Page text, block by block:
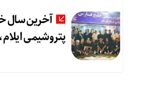
آخرین سال
پتروشیمی